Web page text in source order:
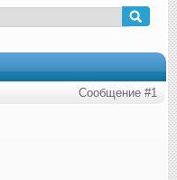
Сообщение #1